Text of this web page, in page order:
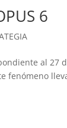
6
al 27
fenómeno